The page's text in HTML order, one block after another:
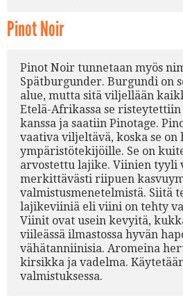
Pinot Noir
Pinot Noir tunnetaan myös
Spätburgunder. Burgundi on
alue, mutta sitä viljellään
Etelä-Afrikassa se
kanssa ja saatiin Pinotage.
vaativa viljeltävä, koska se on
ympäristötekijöille. Se on
arvostettu lajike. Viinien tyyli
merkittävästi riipuen
valmistusmenetelmistä. Siitä
lajikeviiniä eli viini on tehty
Viinit ovat usein kevyitä,
viileässä ilmastossa hyvän
vähätanniinisia. Aromeina
kirsikka ja vadelma.
valmistuksessa.